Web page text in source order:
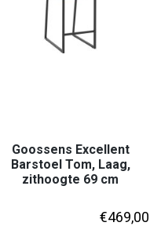
Goossens Excellent
Barstoel Tom, Laag,
zithoogte 69 cm
€469,00